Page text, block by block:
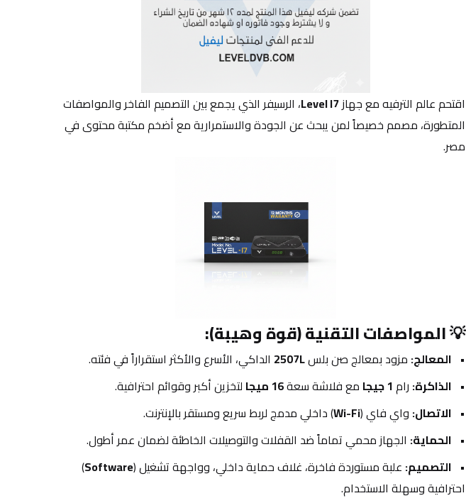
اقتحم عالم الترفيه مع جهاز Level I7
مصر.
💡 المواصفات التقنية (قوة وهيبة):
المعالج: مزود بمعالج صن بلس 2507L الداكي، الأسرع والأكثر استقراراً في فئته.
الذاكرة: رام 1 جيجا مع فلاشة سعة 16 ميجا
لتخزين أكبر وقوائم احترافية.
الاتصال: واي فاي (Wi-Fi) داخلي مدمج لربط سريع ومستقر بالإنترنت.
الحماية: الجهاز محمي تماماً ضد القفلات والتوصيلات الخاطئة لضمان عمر أطول.
التصميم: علبة مستوردة فاخرة، غلاف حماية داخلي، وواجهة تشغيل (Software
احترافية وسهلة الاستخدام.